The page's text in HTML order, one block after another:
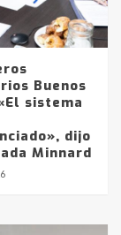
Buenos
sistema
dijo
Minnard